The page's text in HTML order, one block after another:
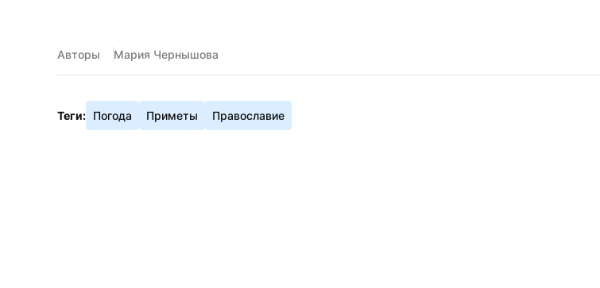
Авторы Мария Чернышова
Теги: Погода Приметы Православие